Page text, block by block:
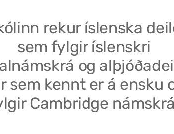
rekur íslenska
sem fylgir íslenskri
og
sem kennt er á ensku
Cambridge